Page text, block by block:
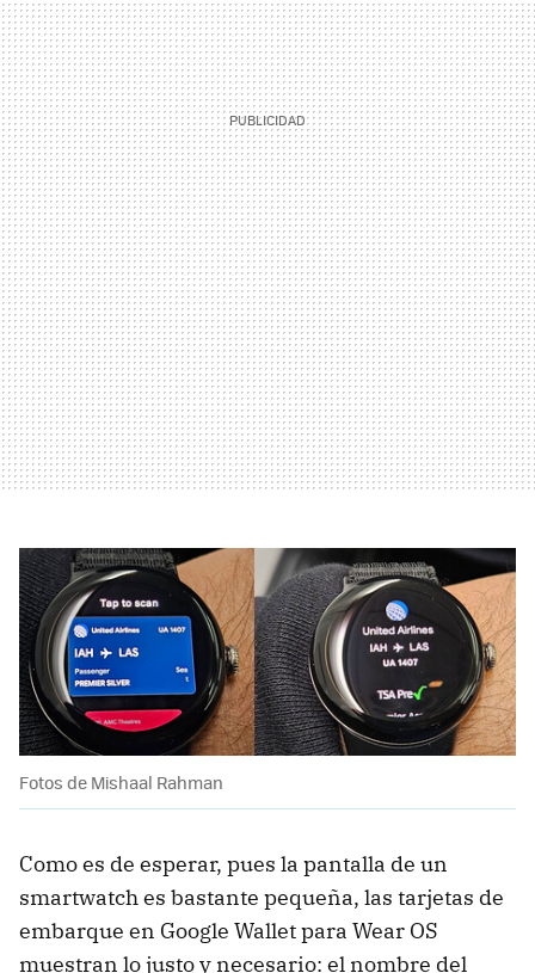
Fotos de Mishaal Rahman
Como es de esperar, pues la pantalla de un
smartwatch es bastante pequeña, las tarjetas de
embarque en Google Wallet para Wear OS
muestran lo justo y necesario: el nombre del